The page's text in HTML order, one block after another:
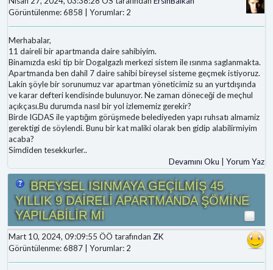
Görüntülenme: 6858 | Yorumlar: 2
Merhabalar,
11 daireli bir apartmanda daire sahibiyim.
Binamızda eski tip bir Dogalgazlı merkezi sistem ile ısınma saglanmakta.
Apartmanda ben dahil 7 daire sahibi bireysel sisteme geçmek istiyoruz.
Lakin şöyle bir sorunumuz var apartman yöneticimiz su an yurtdışında
ve karar defteri kendisinde bulunuyor. Ne zaman döneceği de meçhul
açıkçası.Bu durumda nasıl bir yol izlememiz gerekir?
Birde IGDAS ile yaptığım görüşmede belediyeden yapı ruhsatı almamiz
gerektigi de söylendi. Bunu bir kat maliki olarak ben gidip alabilirmiyim
acaba?
Simdiden tesekkurler..
Devamını Oku
Yorum Yaz
BREYSEL ISINMAYA GEÇİLMİŞ 45
YILLIK 9 DAİRELİ APARTMANDA ŞÖMİNE
YAPILABİLİR Mİ
Mart 10, 2024, 09:09:55 ÖÖ tarafından ZK
Görüntülenme: 6887 | Yorumlar: 2